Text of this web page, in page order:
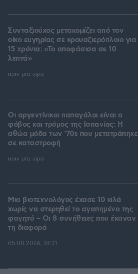
Συνταξιούχος μετακομίζει από τον
οίκο ευγηρίας σε κρουαζιερόπλοιο για
15 χρόνια: «Το αποφάσισα σε 10
λεπτά»
πριν μία ώρα
Οι αργεντίνικοι παπαγάλοι είναι ο
φόβος και τρόμος της Ισπανίας: Η
αθώα μόδα των '70s που μετατράπηκε
σε καταστροφή
πριν μία ώρα
Μια βιοτεχνολόγος έχασε 10 κιλά
χωρίς να στερηθεί το αγαπημένο της
φαγητό – Οι 8 συνήθειες που έκαναν
τη διαφορά
05.08.2026, 18:31